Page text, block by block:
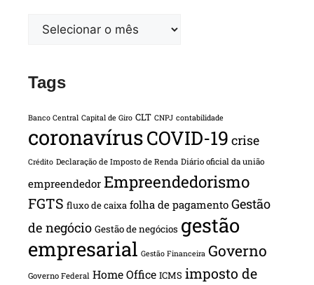
Tags
Banco Central Capital de Giro CLT CNPJ contabilidade
coronavírusCOVID-19 crise
Crédito Declaração de Imposto de Renda Diário oficial da união
empreendedor Empreendedorismo
FGTS fluxo de caixa folha de pagamento Gestão
de negócio Gestão de negócios gestão
empresarial Gestão Financeira Governo
Governo Federal Home Office ICMS imposto de